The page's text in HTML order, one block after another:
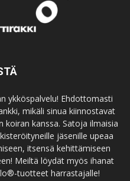
ykköspalvelu! Ehdottomasti
mikäli sinua kiinnostavat
kanssa. Satoja ilmaisia
jäsenille upeaa
itsensä kehittämiseen
Meiltä löydät myös ihanat
tuotteet harrastajalle!